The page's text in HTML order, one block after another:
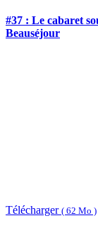
#37 : Le cabaret
Beauséjour
Télécharger ( 62 Mo )